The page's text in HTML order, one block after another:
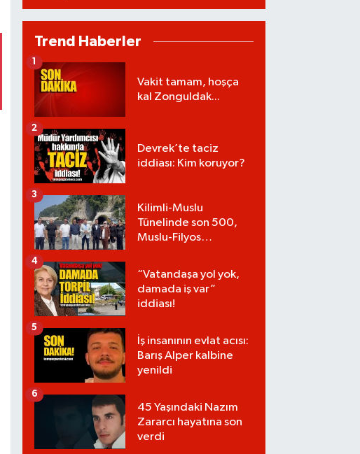
Trend Haberler
Vakit tamam, hoşça
kal Zonguldak...
1
Devrek’te taciz
iddiası: Kim koruyor?
2
Kilimli-Muslu
Tünelinde son 500,
Muslu-Filyos
3
“Vatandaşa yol yok,
damada iş var”
iddiası!
4
İş insanının evlat acısı:
Barış Alper kalbine
yenildi
5
45 Yaşındaki Nazım
Zararcı hayatına son
verdi
6